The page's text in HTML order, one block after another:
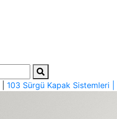
103 Sürgü Kapak Sistemleri |